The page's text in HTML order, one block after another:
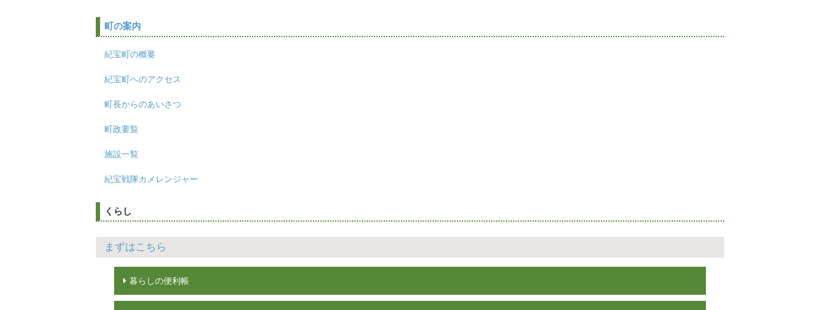
町の案内
紀宝町の概要
紀宝町へのアクセス
町長からのあいさつ
町政要覧
施設一覧
紀宝戦隊カメレンジャー
くらし
まずはこちら
暮らしの便利帳